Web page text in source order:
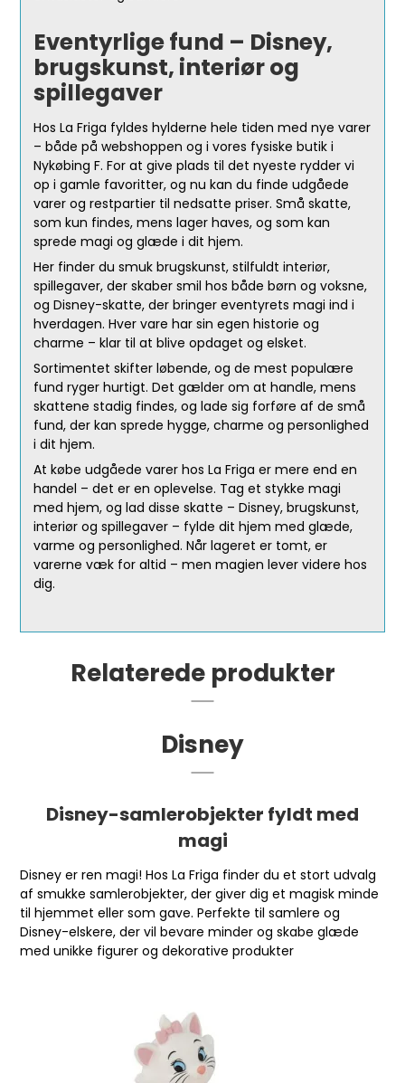
Eventyrlige fund – Disney,
brugskunst, interiør og
spillegaver
Hos La Friga fyldes hylderne hele tiden med nye varer
– både på webshoppen og i vores fysiske butik i
Nykøbing F. For at give plads til det nyeste rydder vi
op i gamle favoritter, og nu kan du finde udgåede
varer og restpartier til nedsatte priser. Små skatte,
som kun findes, mens lager haves, og som kan
sprede magi og glæde i dit hjem.
Her finder du smuk brugskunst, stilfuldt interiør,
spillegaver, der skaber smil hos både børn og voksne,
og Disney-skatte, der bringer eventyrets magi ind i
hverdagen. Hver vare har sin egen historie og
charme – klar til at blive opdaget og elsket.
Sortimentet skifter løbende, og de mest populære
fund ryger hurtigt. Det gælder om at handle, mens
skattene stadig findes, og lade sig forføre af de små
fund, der kan sprede hygge, charme og personlighed
i dit hjem.
At købe udgåede varer hos La Friga er mere end en
handel – det er en oplevelse. Tag et stykke magi
med hjem, og lad disse skatte – Disney, brugskunst,
interiør og spillegaver – fylde dit hjem med glæde,
varme og personlighed. Når lageret er tomt, er
varerne væk for altid – men magien lever videre hos
dig.
Relaterede produkter
Disney
Disney-samlerobjekter fyldt med
magi
Disney er ren magi! Hos La Friga finder du et stort udvalg
af smukke samlerobjekter, der giver dig et magisk minde
til hjemmet eller som gave. Perfekte til samlere og
Disney-elskere, der vil bevare minder og skabe glæde
med unikke figurer og dekorative produkter